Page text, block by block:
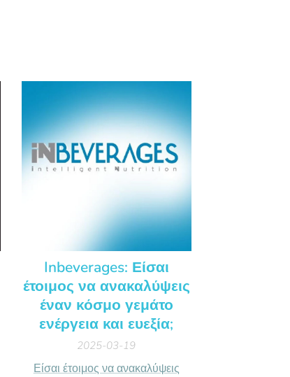
Inbeverages: Είσαι
έτοιμος να ανακαλύψεις
έναν κόσμο γεμάτο
ενέργεια και ευεξία;
2025-03-19
Είσαι έτοιμος να ανακαλύψεις